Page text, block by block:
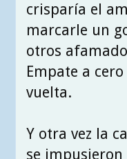
crisparía el
marcarle un
otros
Empate a
vuelta.
Y otra vez la
se